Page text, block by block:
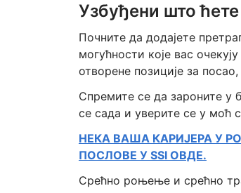
Узбуђени што
Почните да додајете
могућности које вас
отворене позиције за
Спремите се да зароните у
се сада и уверите се у моћ
НЕКА ВАША КАРИЈЕРА У
ПОСЛОВЕ У SSI ОВДЕ.
Срећно роњење и срећно